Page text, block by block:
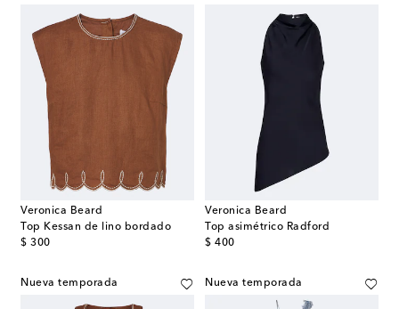
Veronica Beard
Top Kessan de lino bordado
$ 300
original price
Veronica Beard
Top asimétrico Radford
$ 400
original price
Nueva temporada Nueva temporada